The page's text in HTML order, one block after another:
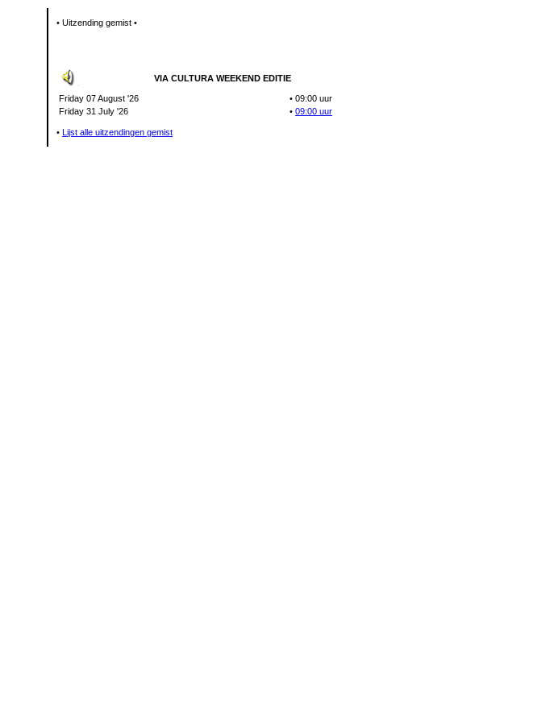
• Uitzending gemist •
VIA CULTURA WEEKEND EDITIE
Friday 07 August '26 • 09:00 uur
Friday 31 July '26
• 09:00 uur
• Lijst alle uitzendingen gemist